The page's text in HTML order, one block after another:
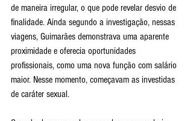
de maneira irregular, o que pode revelar desvio de
finalidade. Ainda segundo a investigação, nessas
viagens, Guimarães demonstrava uma aparente
proximidade e oferecia oportunidades
profissionais, como uma nova função com salário
maior. Nesse momento, começavam as investidas
de caráter sexual.